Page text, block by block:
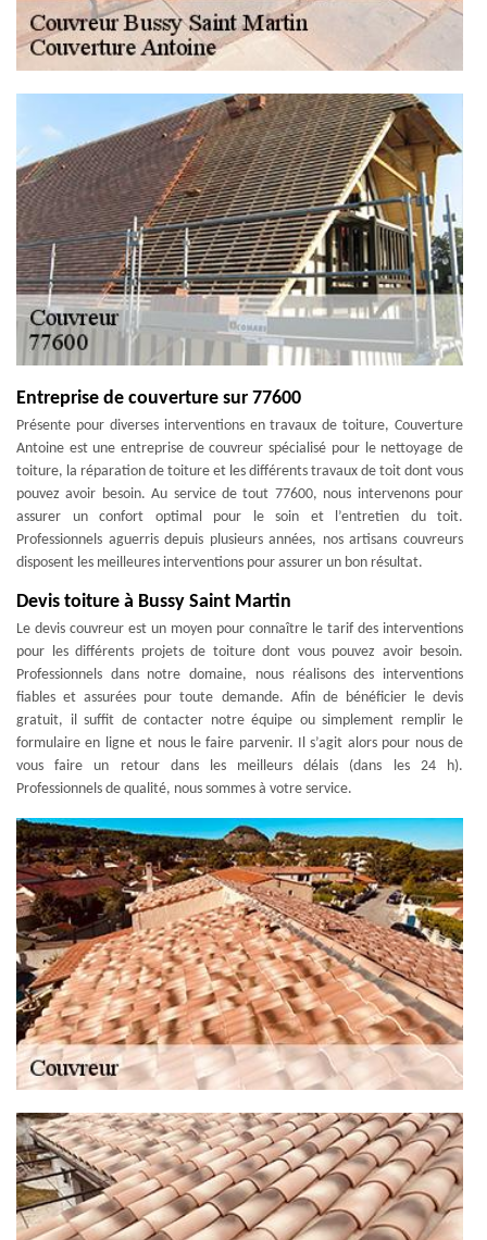
Entreprise de couverture sur 77600
Présente pour diverses interventions en travaux de toiture, Couverture
Antoine est une entreprise de couvreur spécialisé pour le nettoyage de
toiture, la réparation de toiture et les différents travaux de toit dont vous
pouvez avoir besoin. Au service de tout 77600, nous intervenons pour
assurer un confort optimal pour le soin et l’entretien du toit.
Professionnels aguerris depuis plusieurs années, nos artisans couvreurs
disposent les meilleures interventions pour assurer un bon résultat.
Devis toiture à Bussy Saint Martin
Le devis couvreur est un moyen pour connaître le tarif des interventions
pour les différents projets de toiture dont vous pouvez avoir besoin.
Professionnels dans notre domaine, nous réalisons des interventions
fiables et assurées pour toute demande. Afin de bénéficier le devis
gratuit, il suffit de contacter notre équipe ou simplement remplir le
formulaire en ligne et nous le faire parvenir. Il s’agit alors pour nous de
vous faire un retour dans les meilleurs délais (dans les 24 h).
Professionnels de qualité, nous sommes à votre service.